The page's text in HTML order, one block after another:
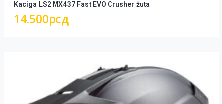
Kaciga LS2 MX437 Fast EVO Crusher žuta
14.500рсд